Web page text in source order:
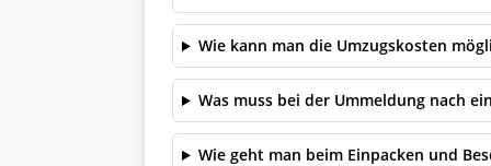
Wie kann man die Umzugskosten
Was muss bei der Ummeldung nach
Wie geht man beim Einpacken und